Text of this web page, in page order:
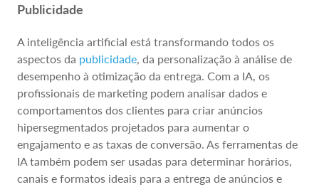
Publicidade
A inteligência artificial está transformando todos os
aspectos da publicidade , da personalização à análise de
desempenho à otimização da entrega. Com a IA, os
profissionais de marketing podem analisar dados e
comportamentos dos clientes para criar anúncios
hipersegmentados projetados para aumentar o
engajamento e as taxas de conversão. As ferramentas de
IA também podem ser usadas para determinar horários,
canais e formatos ideais para a entrega de anúncios e